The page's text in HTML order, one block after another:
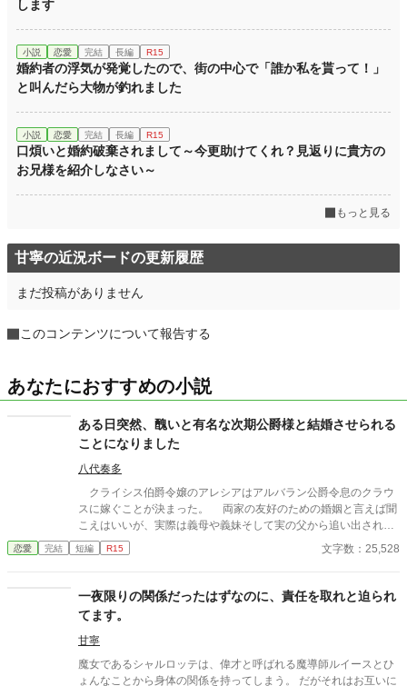
します
小説 恋愛 完結 長編 R15
婚約者の浮気が発覚したので、街の中心で「誰か私を貰って！」
と叫んだら大物が釣れました
小説 恋愛 完結 長編 R15
口煩いと婚約破棄されまして～今更助けてくれ？見返りに貴方の
お兄様を紹介しなさい～
もっと見る
甘寧の近況ボードの更新履歴
まだ投稿がありません
このコンテンツについて報告する
あなたにおすすめの小説
ある日突然、醜いと有名な次期公爵様と結婚させられる
ことになりました
八代奏多
クライシス伯爵令嬢のアレシアはアルバラン公爵令息のクラウ
スに嫁ぐことが決まった。 両家の友好のための婚姻と言えば聞
こえはいいが、実際は義母や義妹そして実の父から追い出された
だけだった。 おまけに、クラウスは性格までもが醜いと噂され
ている。 でもいいんです。義母や義妹たちからいじめられる地
ど、噂は事実ではなくて……
恋愛 完結 短編 R15 文字数：25,528
一夜限りの関係だったはずなのに、責任を取れと迫られ
てます。
甘寧
魔女であるシャルロッテは、偉才と呼ばれる魔導師ルイースとひ
ょんなことから身体の関係を持ってしまう。 だがそれはお互いに